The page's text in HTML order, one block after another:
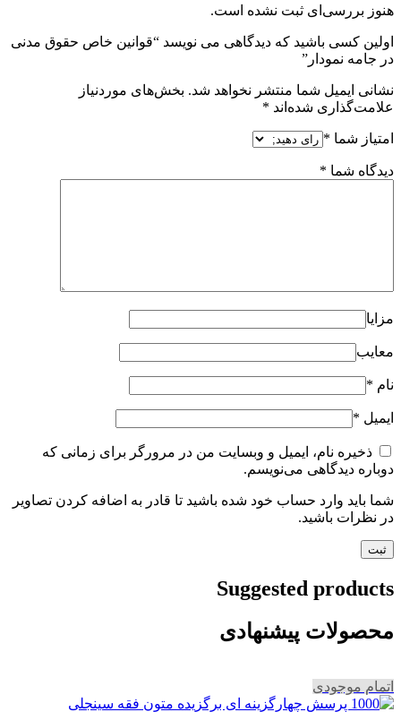
هنوز بررسی‌ای ثبت نشده است.
اولین کسی باشید که دیدگاهی می نویسد “قوانین خاص حقوق مدنی
در جامه نمودار”
نشانی ایمیل شما منتشر نخواهد شد. بخش‌های موردنیاز
علامت‌گذاری شده‌اند *
امتیاز شما *
دیدگاه شما *
مزایا
معایب
نام *
ایمیل *
ذخیره نام، ایمیل و وبسایت من در مرورگر برای زمانی که
دوباره دیدگاهی می‌نویسم.
شما باید وارد حساب خود شده باشید تا قادر به اضافه کردن تصاویر
در نظرات باشید.
Suggested products
محصولات پیشنهادی
اتمام موجودی